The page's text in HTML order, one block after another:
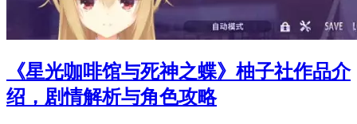
《星光咖啡馆与死神之蝶》柚子社作品介
绍，剧情解析与角色攻略